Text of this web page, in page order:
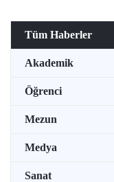
Tüm Haberler
Akademik
Öğrenci
Mezun
Medya
Sanat